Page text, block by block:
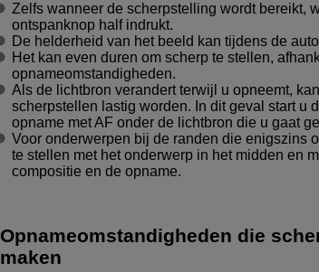
Zelfs wanneer de scherpstelling wordt bereikt,
ontspanknop half indrukt.
De helderheid van het beeld kan tijdens de
Het kan even duren om scherp te stellen,
opnameomstandigheden.
Als de lichtbron verandert terwijl u opneemt,
scherpstellen lastig worden. In dit geval start u
opname met AF onder de lichtbron die u gaat
Voor onderwerpen bij de randen die enigszins
te stellen met het onderwerp in het midden en
compositie en de opname.
Opnameomstandigheden die
maken